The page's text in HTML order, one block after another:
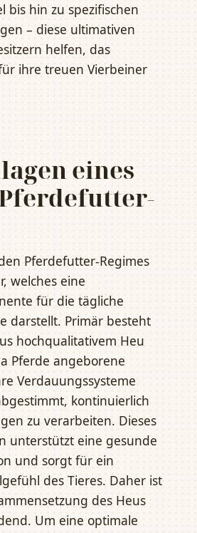
bis hin zu spezifischen
– diese ultimativen
helfen, das
ihre treuen Vierbeiner
eines
Pferdefutter-Regimes
welches eine
für die tägliche
darstellt. Primär besteht
hochqualitativem Heu
Pferde angeborene
Verdauungssysteme
kontinuierlich
zu verarbeiten. Dieses
unterstützt eine gesunde
und sorgt für ein
des Tieres. Daher ist
des Heus
Um eine optimale